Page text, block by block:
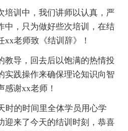
培训中，我们讲师以认真，严
中，只为做好些次培训，在结
xx老师致《结训辞》！
教导，回去后以饱满的热情投
实践操作来确保理论知识向智
感谢xx老师！
时的时间里全体学员用心学
迎来了今天的结训时刻，恭喜